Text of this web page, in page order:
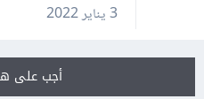
3 يناير 2022
أجب على